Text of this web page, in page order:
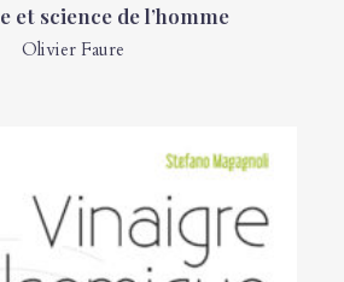
et science de l’homme
Olivier Faure